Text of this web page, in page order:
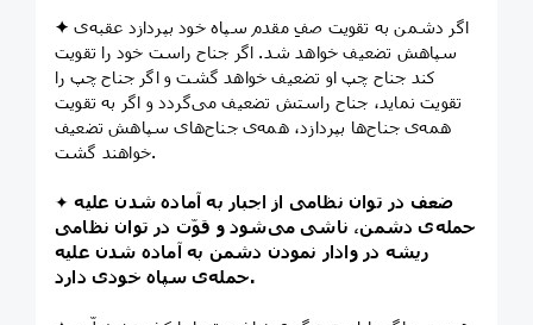
✦اگر دشمن به تقويت صفِ مقدم سپاه خود بپردازد عقبه‌ی
سپاهش تضعيف خواهد شد. اگر جناح راست خود را تقويت
كند جناح چپ او تضعيف خواهد گشت و اگر جناح چپ را
تقويت نمايد، جناح راستش تضعيف می‌گردد و اگر به تقويت
همه‌ی جناح‌ها بپردازد، همه‌ی جناح‌های سپاهش تضعيف
خواهند گشت.
✦ضعف در توان نظامی از اجبار به آماده شدن عليه
حمله‌ی دشمن، ناشی می‌شود و قوّت در توان نظامی
ريشه در وادار نمودن دشمن به آماده شدن عليه
حمله‌ی سپاه خودی دارد.